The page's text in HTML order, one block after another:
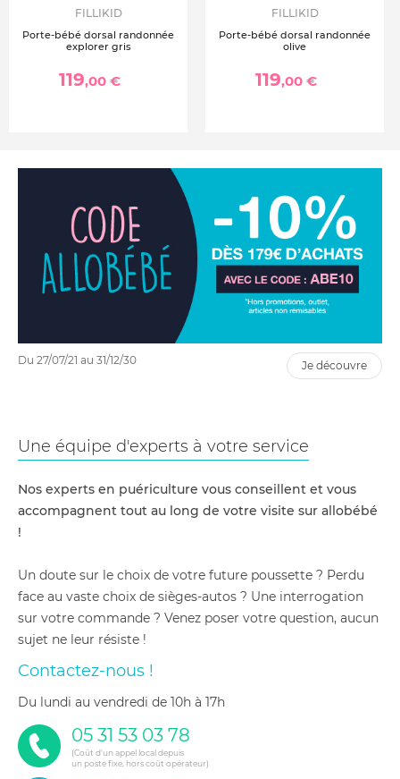
FILLIKID
Porte-bébé dorsal randonnée
explorer gris
119,00 €
FILLIKID
Porte-bébé dorsal randonnée
olive
119,00 €
Du 27/07/21 au 31/12/30 je découvre
Une équipe d'experts à votre service
Nos experts en puériculture vous conseillent et vous
accompagnent tout au long de votre visite sur allobébé
!
Un doute sur le choix de votre future poussette ? Perdu
face au vaste choix de sièges-autos ? Une interrogation
sur votre commande ? Venez poser votre question, aucun
sujet ne leur résiste !
Contactez-nous !
du lundi au vendredi de 10h à 17h
05 31 53 03 78
(Coût d'un appel local depuis
un poste fixe, hors coût opérateur)